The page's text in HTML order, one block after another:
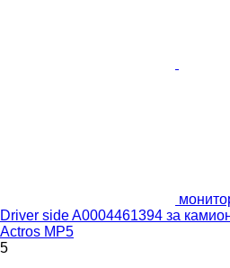
Driver side A0004461394 за
Actros MP5
5